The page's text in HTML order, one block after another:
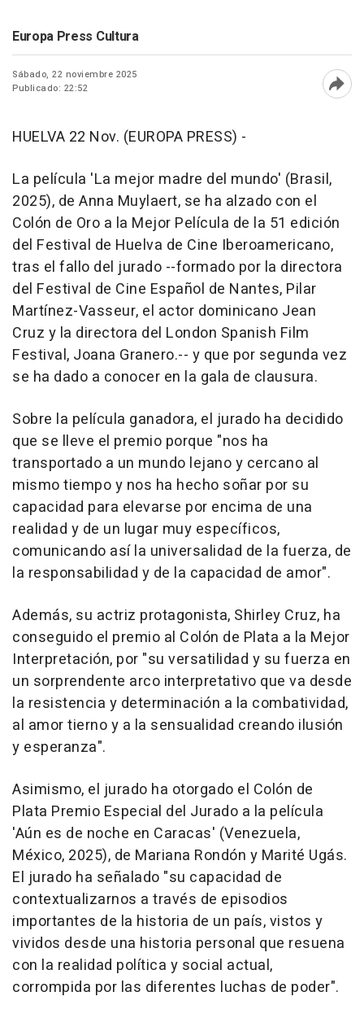
Europa Press Cultura
Sábado, 22 noviembre 2025
Publicado: 22:52
HUELVA 22 Nov. (EUROPA PRESS) -
La película 'La mejor madre del mundo' (Brasil,
2025), de Anna Muylaert, se ha alzado con el
Colón de Oro a la Mejor Película de la 51 edición
del Festival de Huelva de Cine Iberoamericano,
tras el fallo del jurado --formado por la directora
del Festival de Cine Español de Nantes, Pilar
Martínez-Vasseur, el actor dominicano Jean
Cruz y la directora del London Spanish Film
Festival, Joana Granero.-- y que por segunda vez
se ha dado a conocer en la gala de clausura.
Sobre la película ganadora, el jurado ha decidido
que se lleve el premio porque "nos ha
transportado a un mundo lejano y cercano al
mismo tiempo y nos ha hecho soñar por su
capacidad para elevarse por encima de una
realidad y de un lugar muy específicos,
comunicando así la universalidad de la fuerza, de
la responsabilidad y de la capacidad de amor".
Además, su actriz protagonista, Shirley Cruz, ha
conseguido el premio al Colón de Plata a la Mejor
Interpretación, por "su versatilidad y su fuerza en
un sorprendente arco interpretativo que va desde
la resistencia y determinación a la combatividad,
al amor tierno y a la sensualidad creando ilusión
y esperanza".
Asimismo, el jurado ha otorgado el Colón de
Plata Premio Especial del Jurado a la película
'Aún es de noche en Caracas' (Venezuela,
México, 2025), de Mariana Rondón y Marité Ugás.
El jurado ha señalado "su capacidad de
contextualizarnos a través de episodios
importantes de la historia de un país, vistos y
vividos desde una historia personal que resuena
con la realidad política y social actual,
corrompida por las diferentes luchas de poder".